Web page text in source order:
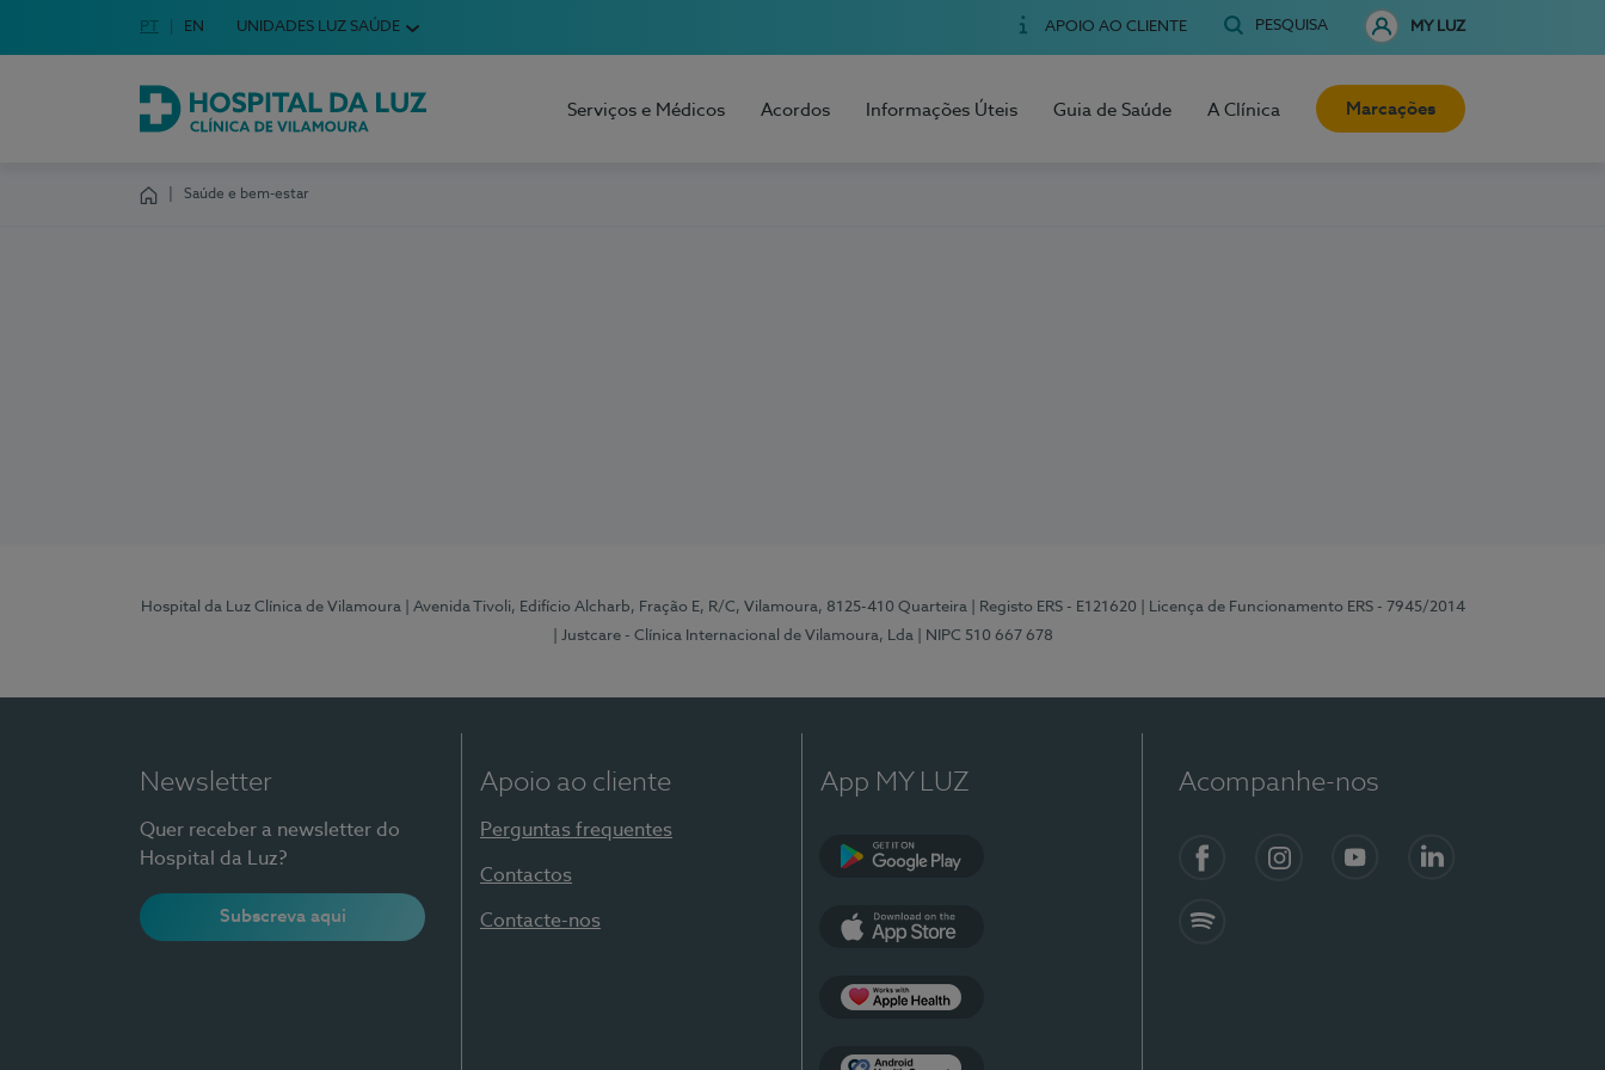
Escolha o seu idioma
Idioma em Português
PT English Language
EN UNIDADES LUZ SAÚDE APOIO AO CLIENTE PESQUISA MY LUZ
Hospital da Luz Clínica de Vilamoura
Serviços e Médicos Acordos Informações Úteis Guia de Saúde A Clínica Marcações
Saúde e bem-estar
Hospital da Luz Clínica de Vilamoura | Avenida Tivoli, Edifício Alcharb, Fração E, R/C, Vilamoura, 8125-410 Quarteira | Registo ERS - E121620
| Licença de Funcionamento ERS - 7945/2014
| Justcare - Clínica Internacional de Vilamoura, Lda
| NIPC 510 667 678
Newsletter
Quer receber a newsletter do
Hospital da Luz?
Subscreva aqui
Apoio ao cliente
Perguntas frequentes
Contactos
Contacte-nos
App MY LUZ Acompanhe-nos